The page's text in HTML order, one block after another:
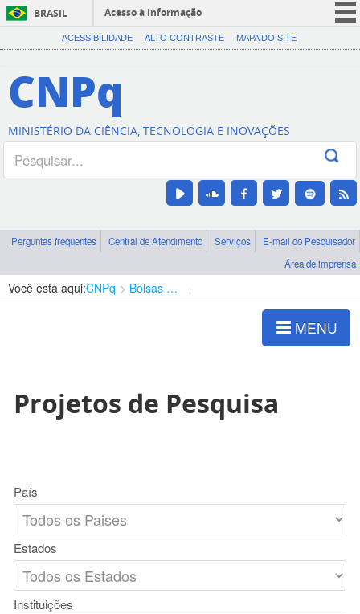
BRASIL
Acesso à informação
CORONAVÍRUS (COVID-19)
Canais
ACESSIBILIDADE ALTO CONTRASTE MAPA DO SITE
CNPq
MINISTÉRIO DA CIÊNCIA, TECNOLOGIA E INOVAÇÕES
Perguntas frequentes Central de Atendimento Serviços
E-mail do Pesquisador
Área de imprensa
Você está aqui:CNPq Bolsas e Auxílios Vigentes
MENU
Projetos de Pesquisa
País
Estados
Instituições